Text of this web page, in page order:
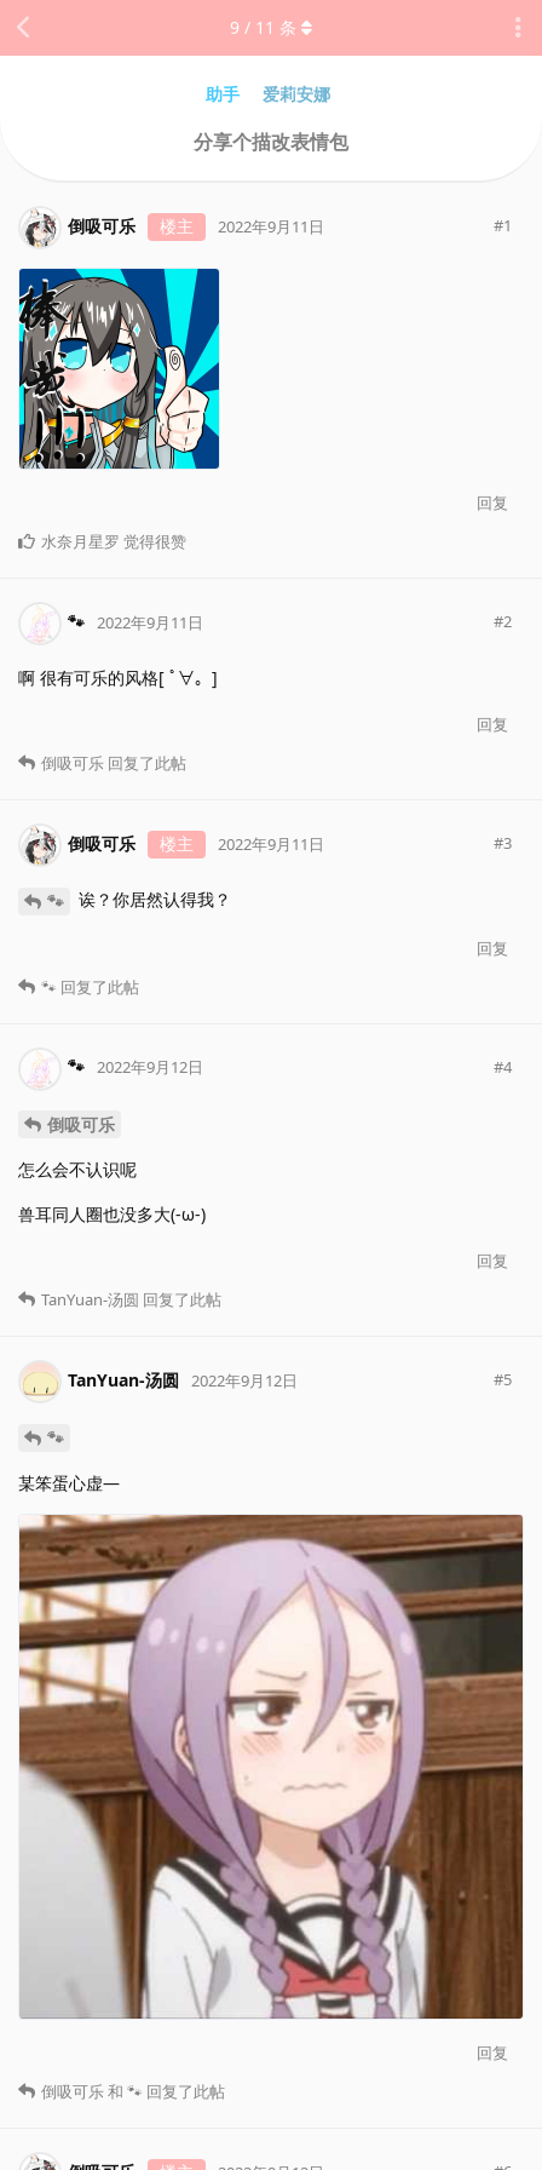
助手 爱莉安娜
分享个描改表情包
9 / 11 条
倒吸可乐 楼主 2022年9月11日 #1
回复
水奈月星罗 觉得很赞
🐾 2022年9月11日 #2
啊 很有可乐的风格[ ﾟ∀。]
回复
倒吸可乐 回复了此帖
倒吸可乐 楼主 2022年9月11日 #3
🐾 诶？你居然认得我？
回复
🐾 回复了此帖
🐾 2022年9月12日 #4
倒吸可乐
怎么会不认识呢
兽耳同人圈也没多大(-ω-)
回复
TanYuan-汤圆 回复了此帖
TanYuan-汤圆 2022年9月12日 #5
🐾
某笨蛋心虚—
回复
倒吸可乐和 🐾 回复了此帖